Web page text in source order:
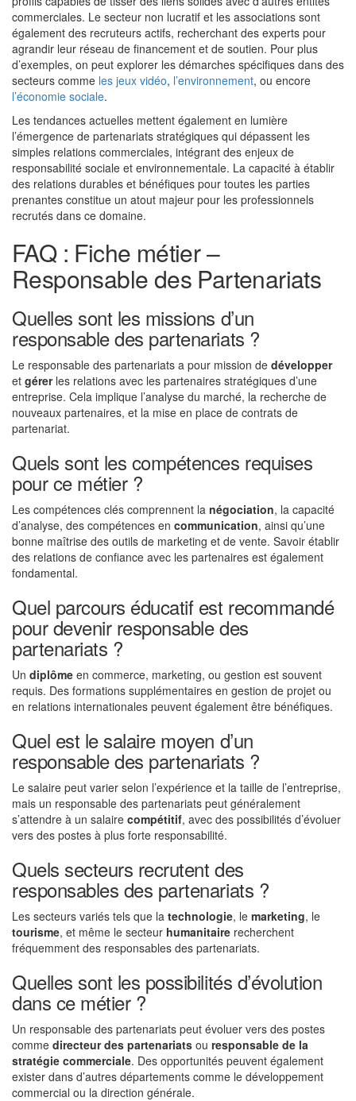
commerciales. Le secteur non lucratif et les associations sont
également des recruteurs actifs, recherchant des experts pour
agrandir leur réseau de financement et de soutien. Pour plus
d’exemples, on peut explorer les démarches spécifiques dans des
secteurs comme les jeux vidéo, l’environnement, ou encore
l’économie sociale.
Les tendances actuelles mettent également en lumière
l’émergence de partenariats stratégiques qui dépassent les
simples relations commerciales, intégrant des enjeux de
responsabilité sociale et environnementale. La capacité à établir
des relations durables et bénéfiques pour toutes les parties
prenantes constitue un atout majeur pour les professionnels
recrutés dans ce domaine.
FAQ : Fiche métier –
Responsable des Partenariats
Quelles sont les missions d’un
responsable des partenariats ?
Le responsable des partenariats a pour mission de développer
et gérerles relations avec les partenaires stratégiques d’une
entreprise. Cela implique l’analyse du marché, la recherche de
nouveaux partenaires, et la mise en place de contrats de
partenariat.
Quels sont les compétences requises
pour ce métier ?
Les compétences clés comprennent la négociation, la capacité
d’analyse, des compétences en communication, ainsi qu’une
bonne maîtrise des outils de marketing et de vente. Savoir établir
des relations de confiance avec les partenaires est également
fondamental.
Quel parcours éducatif est recommandé
pour devenir responsable des
partenariats ?
Un diplôme en commerce, marketing, ou gestion est souvent
requis. Des formations supplémentaires en gestion de projet ou
en relations internationales peuvent également être bénéfiques.
Quel est le salaire moyen d’un
responsable des partenariats ?
Le salaire peut varier selon l’expérience et la taille de l’entreprise,
mais un responsable des partenariats peut généralement
s’attendre à un salaire compétitif, avec des possibilités d’évoluer
vers des postes à plus forte responsabilité.
Quels secteurs recrutent des
responsables des partenariats ?
Les secteurs variés tels que la technologie, le marketing, le
tourisme, et même le secteur humanitaire recherchent
fréquemment des responsables des partenariats.
Quelles sont les possibilités d’évolution
dans ce métier ?
Un responsable des partenariats peut évoluer vers des postes
comme directeur des partenariats ou responsable de la
stratégie commerciale. Des opportunités peuvent également
exister dans d’autres départements comme le développement
commercial ou la direction générale.